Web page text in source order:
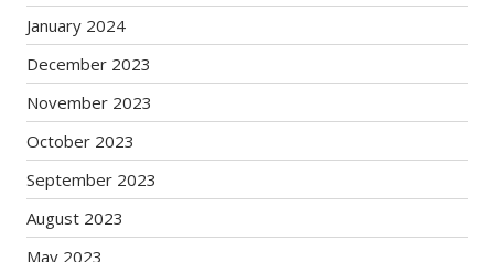
January 2024
December 2023
November 2023
October 2023
September 2023
August 2023
May 2023